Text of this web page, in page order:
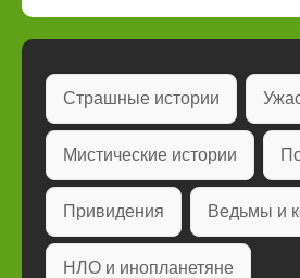
Страшные истории
Мистические истории
Привидения Ведьмы и
НЛО и инопланетяне